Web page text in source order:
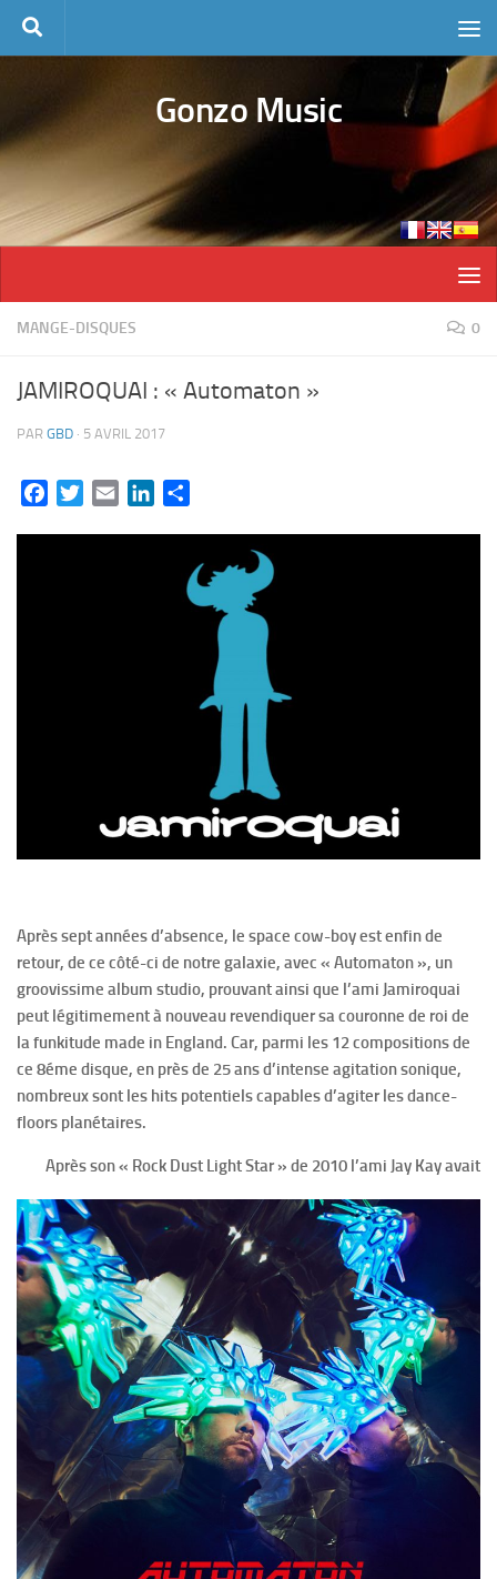
Skip to content
Gonzo Music
MANGE-DISQUES 0
JAMIROQUAI : « Automaton »
PAR GBD · 5 AVRIL 2017
FacebookTwitterEmail LinkedIn
Après sept années d’absence, le space cow-boy est enfin de
retour, de ce côté-ci de notre galaxie, avec « Automaton », un
groovissime album studio, prouvant ainsi que l’ami Jamiroquai
peut légitimement à nouveau revendiquer sa couronne de roi de
la funkitude made in England. Car, parmi les 12 compositions de
ce 8éme disque, en près de 25 ans d’intense agitation sonique,
nombreux sont les hits potentiels capables d’agiter les dance-
floors planétaires.
Après son « Rock Dust Light Star » de 2010 l’ami Jay Kay avait